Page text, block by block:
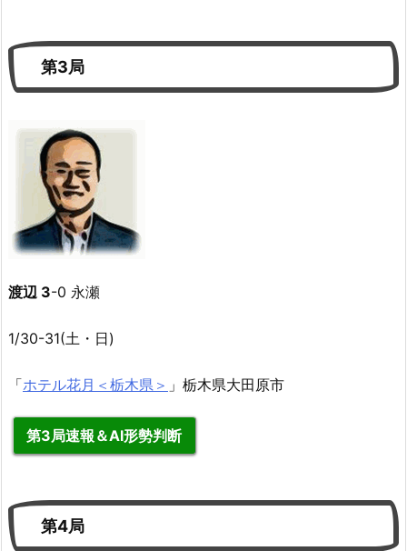
第3局
渡辺 3-0 永瀬
1/30-31(土・日)
「ホテル花月＜栃木県＞ 」栃木県大田原市
第3局速報＆AI形勢判断
第4局